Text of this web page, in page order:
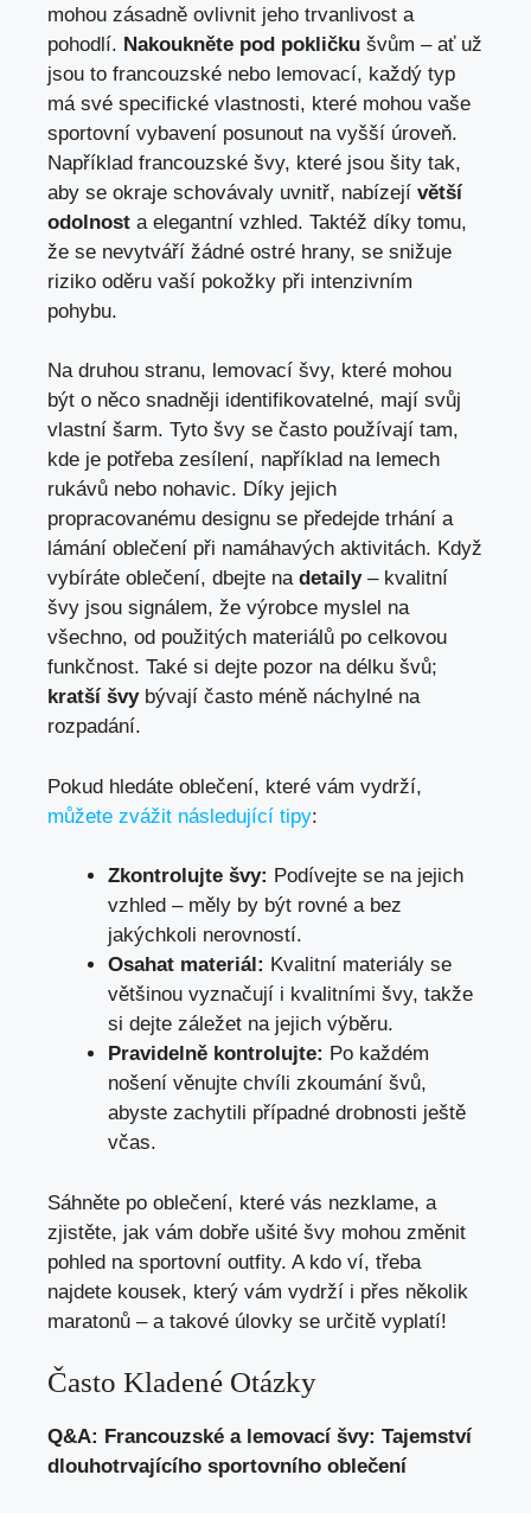
mohou zásadně ovlivnit jeho trvanlivost a
pohodlí. Nakoukněte pod pokličku švům – ať už
jsou to francouzské nebo lemovací, každý typ
má své specifické vlastnosti, které mohou vaše
sportovní vybavení posunout na vyšší úroveň.
Například francouzské švy, které jsou šity tak,
aby se okraje schovávaly uvnitř, nabízejí větší
odolnost a elegantní vzhled. Taktéž díky tomu,
že se nevytváří žádné ostré hrany, se snižuje
riziko oděru vaší pokožky při intenzivním
pohybu.
Na druhou stranu, lemovací švy, které mohou
být o něco snadněji identifikovatelné, mají svůj
vlastní šarm. Tyto švy se často používají tam,
kde je potřeba zesílení, například na lemech
rukávů nebo nohavic. Díky jejich
propracovanému designu se předejde trhání a
lámání oblečení při namáhavých aktivitách. Když
vybíráte oblečení, dbejte na detaily– kvalitní
švy jsou signálem, že výrobce myslel na
všechno, od použitých materiálů po celkovou
funkčnost. Také si dejte pozor na délku švů;
kratší švybývají často méně náchylné na
rozpadání.
Pokud hledáte oblečení, které vám vydrží,
můžete zvážit následující tipy:
Zkontrolujte švy: Podívejte se na jejich
vzhled – měly by být rovné a bez
jakýchkoli nerovností.
Osahat materiál: Kvalitní materiály se
většinou vyznačují i kvalitními švy, takže
si dejte záležet na jejich výběru.
Pravidelně kontrolujte: Po každém
nošení věnujte chvíli zkoumání švů,
abyste zachytili případné drobnosti ještě
včas.
Sáhněte po oblečení, které vás nezklame, a
zjistěte, jak vám dobře ušité švy mohou změnit
pohled na sportovní outfity. A kdo ví, třeba
najdete kousek, který vám vydrží i přes několik
maratonů – a takové úlovky se určitě vyplatí!
Často Kladené Otázky
Q&A: Francouzské a lemovací švy: Tajemství
dlouhotrvajícího sportovního oblečení